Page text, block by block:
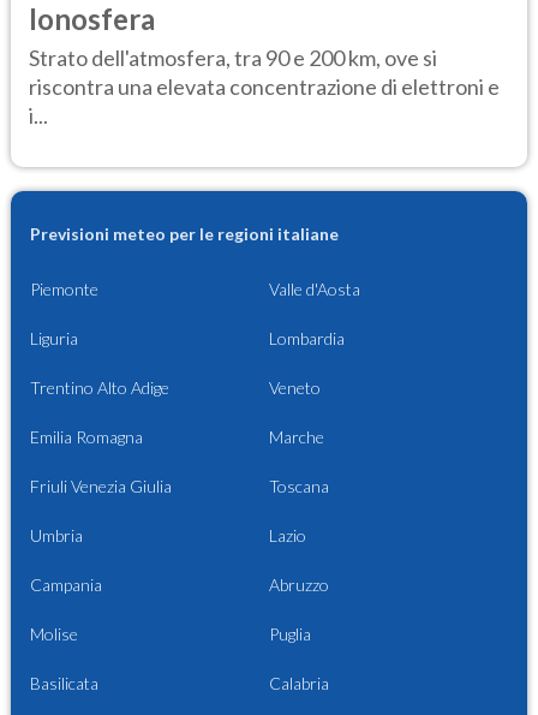
Ionosfera
Strato dell'atmosfera, tra 90 e 200 km, ove si
riscontra una elevata concentrazione di elettroni e
i...
Previsioni meteo per le regioni italiane
Piemonte Valle d'Aosta
Liguria Lombardia
Trentino Alto Adige Veneto
Emilia Romagna Marche
Friuli Venezia Giulia Toscana
Umbria Lazio
Campania Abruzzo
Molise Puglia
Basilicata Calabria